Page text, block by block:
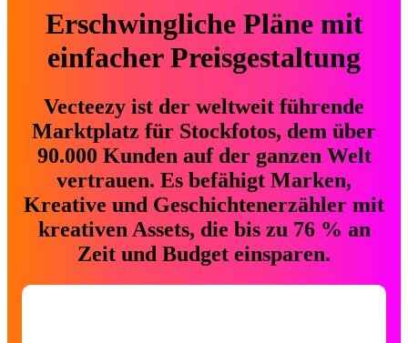
Erschwingliche Pläne mit
einfacher Preisgestaltung
Vecteezy ist der weltweit führende
Marktplatz für Stockfotos, dem über
90.000 Kunden auf der ganzen Welt
vertrauen. Es befähigt Marken,
Kreative und Geschichtenerzähler mit
kreativen Assets, die bis zu 76 % an
Zeit und Budget einsparen.